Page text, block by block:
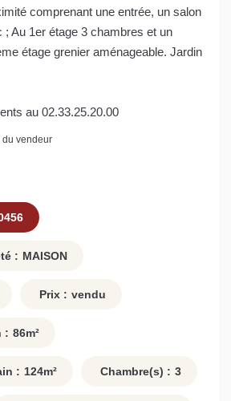
comprenant une entrée, un salon
; Au 1er étage 3 chambres et un
étage grenier aménageable. Jardin
au 02.33.25.20.00
du vendeur
: MAISON
Prix : vendu
: 86m²
: 124m² Chambre(s) : 3